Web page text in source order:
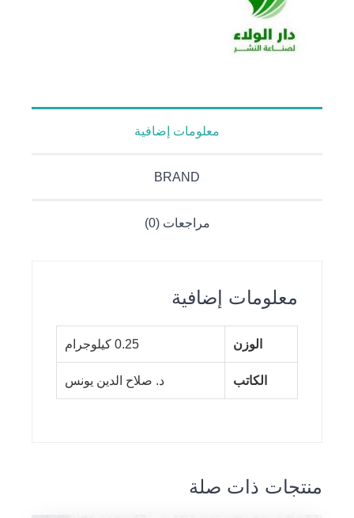
معلومات إضافية
BRAND
مراجعات (0)
معلومات إضافية
الوزن 0.25 كيلوجرام
الكاتب د. صلاح الدين يونس
منتجات ذات صلة